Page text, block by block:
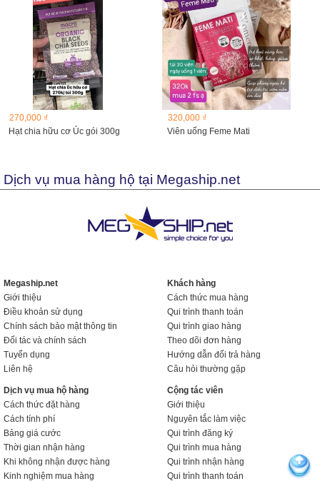
270,000 ₫
Hạt chia hữu cơ Úc gói 300g
320,000 ₫
Viên uống Feme Mati
Dịch vụ mua hàng hộ tại Megaship.net
Megaship.net
Giới thiệu
Điều khoản sử dụng
Chính sách bảo mật thông tin
Đối tác và chính sách
Tuyển dụng
Liên hệ
Khách hàng
Cách thức mua hàng
Qui trình thanh toán
Qui trình giao hàng
Theo dõi đơn hàng
Hướng dẫn đổi trả hàng
Câu hỏi thường gặp
Dịch vụ mua hộ hàng
Cách thức đặt hàng
Cách tính phí
Bảng giá cước
Thời gian nhận hàng
Khi không nhận được hàng
Kinh nghiệm mua hàng
Cộng tác viên
Giới thiệu
Nguyên tắc làm việc
Qui trình đăng ký
Qui trình mua hàng
Qui trình nhận hàng
Qui trình thanh toán